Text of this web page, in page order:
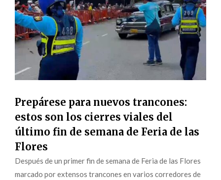
Prepárese para nuevos trancones:
estos son los cierres viales del
último fin de semana de Feria de las
Flores
Después de un primer fin de semana de Feria de las Flores
marcado por extensos trancones en varios corredores de